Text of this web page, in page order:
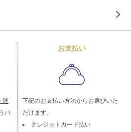
運
パ
お支払い
下記のお支払い方法からお選びいた
だけます。
クレジットカード払い